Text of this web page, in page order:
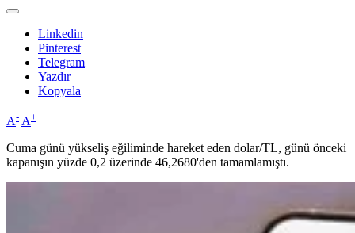
Linkedin
Pinterest
Telegram
Yazdır
Kopyala
A- A+
Cuma günü yükseliş eğiliminde hareket eden dolar/TL, günü önceki
kapanışın yüzde 0,2 üzerinde 46,2680'den tamamlamıştı.